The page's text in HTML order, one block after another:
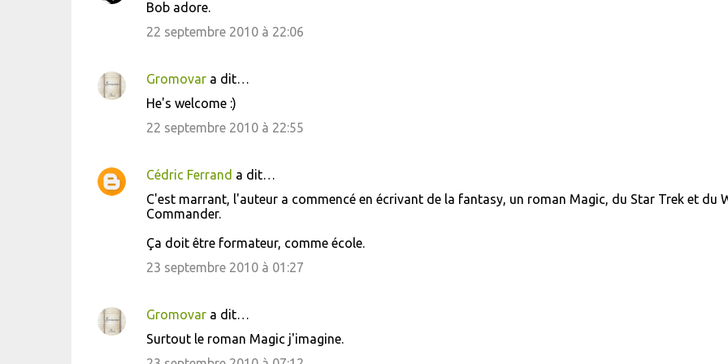
Bob adore.
22 septembre 2010 à 22:06
Gromovara dit…
He's welcome :)
22 septembre 2010 à 22:55
Cédric Ferrand a dit…
C'est marrant, l'auteur a commencé en écrivant de la fantasy, un roman Magic, du Star Trek et du
Commander.
Ça doit être formateur, comme école.
23 septembre 2010 à 01:27
Gromovara dit…
Surtout le roman Magic j'imagine.